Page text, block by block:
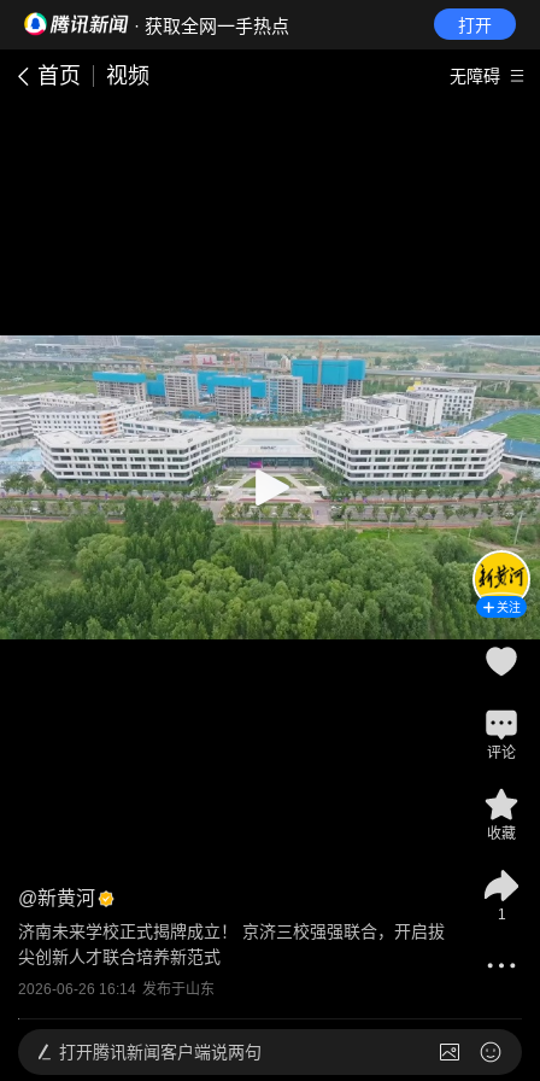
· 获取全网一手热点 打开
首页 视频 无障碍
@新黄河
济南未来学校正式揭牌成立！ 京济三校强强联合，开启拔
尖创新人才联合培养新范式
2026-06-26 16:14 发布于山东
关注
评论
收藏
1
打开腾讯新闻客户端说两句